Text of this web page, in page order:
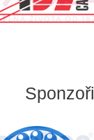
Sponzoři